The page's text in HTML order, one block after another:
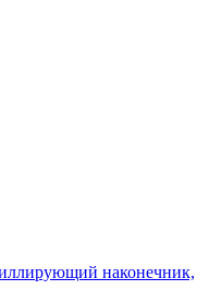
наконечник,